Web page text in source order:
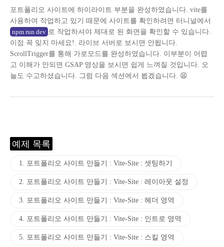
포트폴리오 사이트에 하이라이트 부분을 완성하였습니다. vite를
사용하여 작업하고 있기 때문에 사이트를 확인하려면 터니널에서
npm run dev 로 작업하셔야 제대로 된 화면을 확인할 수 있습니다.
이점 꼭 잊지 마세요!. 라이브 서버로 보시면 안됩니다.
ScrollTrigger를 통해 가로모드를 완성하였습니다. 이부분이 어렵
고 이해가 안되면 GSAP 영상을 보시면 쉽게 느껴질 것입니다. 오
늘도 수고하셨습니다. 그럼 다음 섹션에서 뵙겠습니다. 😫
예제 목록
1. 포트폴리오 사이트 만들기 : Vite-Site : 셋팅하기
2. 포트폴리오 사이트 만들기 : Vite-Site : 레이아웃 설정
3. 포트폴리오 사이트 만들기 : Vite-Site : 헤더 영역
4. 포트폴리오 사이트 만들기 : Vite-Site : 인트로 영역
5. 포트폴리오 사이트 만들기 : Vite-Site : 스킬 영역